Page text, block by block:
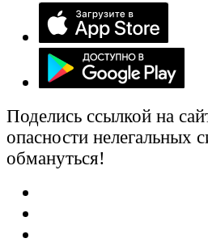
Поделись ссылкой на
опасности
обмануться!